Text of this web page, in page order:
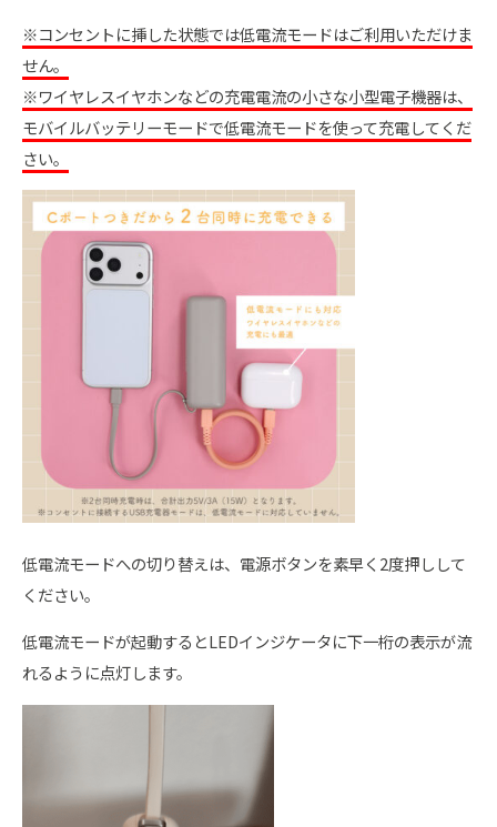
※コンセントに挿した状態では低電流モードはご利用いただけま
せん。
※ワイヤレスイヤホンなどの充電電流の小さな小型電子機器は、
モバイルバッテリーモードで低電流モードを使って充電してくだ
さい。
低電流モードへの切り替えは、電源ボタンを素早く2度押しして
ください。
低電流モードが起動するとLEDインジケータに下一桁の表示が流
れるように点灯します。